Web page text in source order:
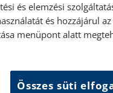
és elemzési
és hozzájárul az
menüpont alatt
Összes süti